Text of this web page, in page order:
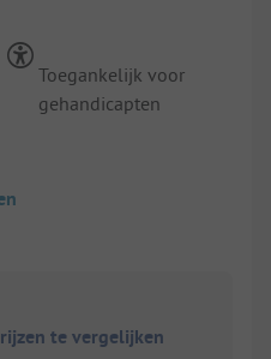
Toegankelijk voor
gehandicapten
te vergelijken